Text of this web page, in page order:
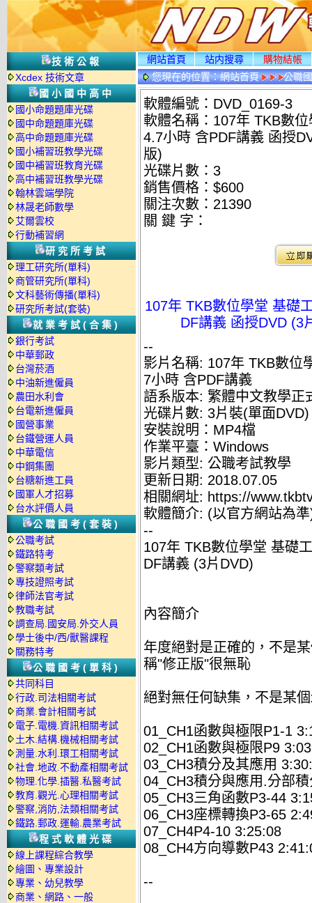
技術公報
Xcdex 技術文章
國小國中高中
國小命題題庫光碟
國中命題題庫光碟
高中命題題庫光碟
國小補習班教學光碟
國中補習班教育光碟
高中補習班教學光碟
翰林雲端學院
林晟老師數學
艾爾雲校
行動補習網
研究所考試
理工研究所(單科)
商管研究所(單科)
文科藝術傳播(單科)
研究所考試(套裝)
就業考試(合集)
銀行考試
中華郵政
台灣菸酒
中油新進僱員
農田水利會
台電新進僱員
國營事業
台鐵營運人員
中華電信
中鋼集團
台糖新進工員
國軍人才招募
台水評價人員
公職國考(套裝)
公職考試
鐵路特考
警察類考試
專技證照考試
律師法官考試
教職考試
調查局.國安局.外交人員
學士後中/西/獸醫課程
關務特考
公職國考(單科)
共同科目
行政.司法相關考試
商業.會計相關考試
電子.電機.資訊相關考試
土木.結構.機械相關考試
測量.水利.環工相關考試
社會.地政.不動產相關考試
物理.化學.插醫.私醫考試
教育.觀光.心理相關考試
警察,消防,法類相關考試
鐵路.郵政.運輸.農業考試
程式軟體光碟
線上課程綜合教學
繪圖、專業設計
專業、幼兒教學
商業、網路、一般
網站首頁 站内搜尋
購物結帳
您現在的位置：網站首頁
公職
光碟詳情
軟體編號：DVD_0169-3
軟體名稱：107年 TKB數
4.7小時 含PDF講義 函授
版)
光碟片數：3
銷售價格：$600
關注次數： 21390
關 鍵 字：
107年 TKB數位學堂 基礎
DF講義 函授DVD (3
--
影片名稱: 107年 TKB數位
7小時 含PDF講義
語系版本: 繁體中文教學正
光碟片數: 3片裝(單面DVD)
安裝說明：MP4檔
作業平臺：Windows
影片類型: 公職考試教學
更新日期: 2018.07.05
相關網址: https://
軟體簡介: (以官方網站為
--
107年 TKB數位學堂 基礎
DF講義 (3片DVD)
內容簡介
年度絕對是正確的，不是
稱"修正版"很無恥
絕對無任何缺集，不是某
01_CH1函數與極限P1-1
02_CH1函數與極限P9
03_CH3積分及其應用
04_CH3積分與應用.分部
05_CH3三角函數P3-44
06_CH3座標轉換P3-65
07_CH4P4-10 3:25:08
08_CH4方向導數P43
--